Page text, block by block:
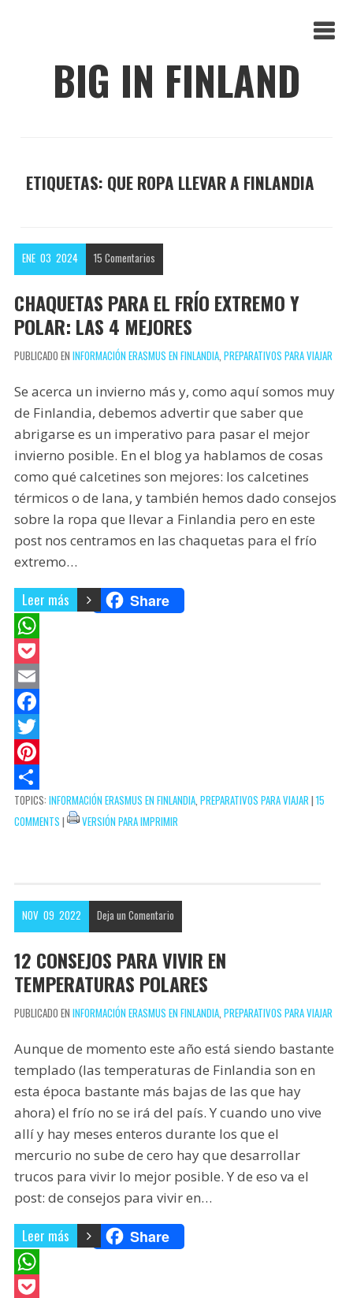
BIG IN FINLAND
ETIQUETAS: QUE ROPA LLEVAR A FINLANDIA
ENE 03 2024 15 Comentarios
CHAQUETAS PARA EL FRÍO EXTREMO Y
POLAR: LAS 4 MEJORES
PUBLICADO EN INFORMACIÓN ERASMUS EN FINLANDIA, PREPARATIVOS PARA VIAJAR
Se acerca un invierno más y, como aquí somos muy
de Finlandia, debemos advertir que saber que
abrigarse es un imperativo para pasar el mejor
invierno posible. En el blog ya hablamos de cosas
como qué calcetines son mejores: los calcetines
térmicos o de lana, y también hemos dado consejos
sobre la ropa que llevar a Finlandia pero en este
post nos centramos en las chaquetas para el frío
extremo…
Leer más Share
W
h
a
t
s
A
p
p
P
o
c
k
e
t
E
m
a
l
F
a
c
e
b
k
T
w
i
t
r
P
i
n
r
e
s
t
C
o
a
r
t
i
TOPICS: INFORMACIÓN ERASMUS EN FINLANDIA, PREPARATIVOS PARA VIAJAR | 15
COMMENTS | VERSIÓN PARA IMPRIMIR
NOV 09 2022 Deja un Comentario
12 CONSEJOS PARA VIVIR EN
TEMPERATURAS POLARES
PUBLICADO EN INFORMACIÓN ERASMUS EN FINLANDIA, PREPARATIVOS PARA VIAJAR
Aunque de momento este año está siendo bastante
templado (las temperaturas de Finlandia son en
esta época bastante más bajas de las que hay
ahora) el frío no se irá del país. Y cuando uno vive
allí y hay meses enteros durante los que el
mercurio no sube de cero hay que desarrollar
trucos para vivir lo mejor posible. Y de eso va el
post: de consejos para vivir en…
Leer más Share
W